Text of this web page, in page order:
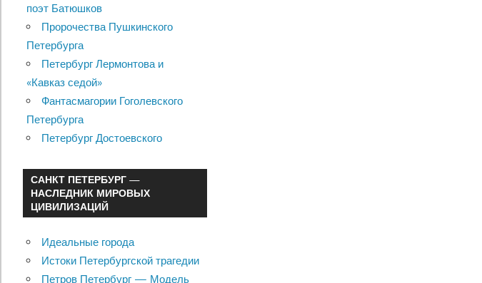
поэт Батюшков
Пророчества Пушкинского
Петербурга
Петербург Лермонтова и
«Кавказ седой»
Фантасмагории Гоголевского
Петербурга
Петербург Достоевского
САНКТ ПЕТЕРБУРГ —
НАСЛЕДНИК МИРОВЫХ
ЦИВИЛИЗАЦИЙ
Идеальные города
Истоки Петербургской трагедии
Петров Петербург — Модель